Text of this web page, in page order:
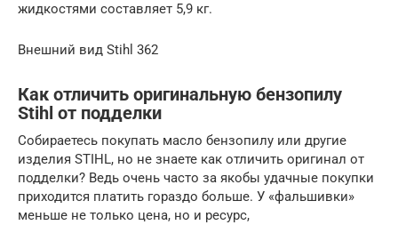
жидкостями составляет 5,9 кг.
Внешний вид Stihl 362
Как отличить оригинальную бензопилу
Stihl от подделки
Собираетесь покупать масло бензопилу или другие
изделия STIHL, но не знаете как отличить оригинал от
подделки? Ведь очень часто за якобы удачные покупки
приходится платить гораздо больше. У «фальшивки»
меньше не только цена, но и ресурс,